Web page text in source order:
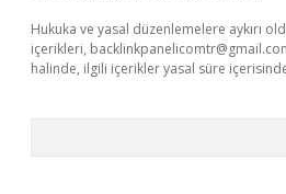
Hukuka ve yasal düzenlemelere aykırı
içerikleri,
halinde, ilgili içerikler yasal süre